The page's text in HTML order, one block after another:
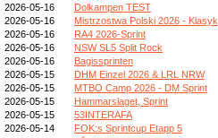
2026-05-16
Dolkampen TEST
2026-05-16
Mistrzostwa Polski 2026 - Klasyk
2026-05-16
RA4 2026-Sprint
2026-05-16
NSW SL5 Split Rock
2026-05-16
Bagissprinten
2026-05-15
DHM Einzel 2026 & LRL NRW
2026-05-15
MTBO Camp 2026 - DM Sprint
2026-05-15
Hammarslaget, Sprint
2026-05-15
53INTERAFA
2026-05-14
FOK:s Sprintcup Etapp 5